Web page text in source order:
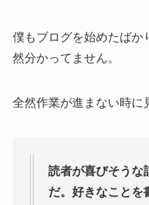
僕もブログを始めたばか
然分かってません。
全然作業が進まない時に
読者が喜びそうな
だ。好きなことを